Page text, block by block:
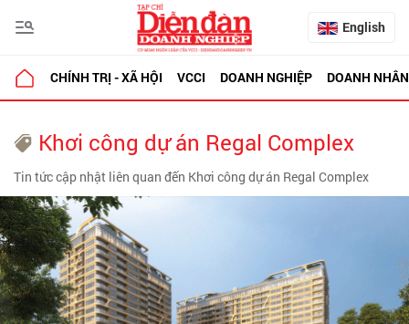
English
CHÍNH TRỊ - XÃ HỘI VCCI DOANH NGHIỆP DOANH NHÂN
Khơi công dự án Regal Complex
Tin tức cập nhật liên quan đến Khơi công dự án Regal Complex